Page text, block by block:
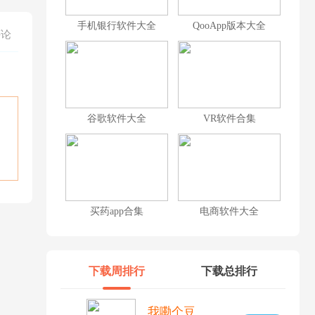
手机银行软件大全 QooApp版本大全
谷歌软件大全 VR软件合集
买药app合集 电商软件大全
下载周排行 下载总排行
我嘞个豆